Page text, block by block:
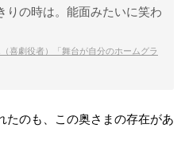
りの時は。能面みたいに笑わ
喜劇役者）「舞台が自分のホームグラ
たのも、この奥さまの存在があ